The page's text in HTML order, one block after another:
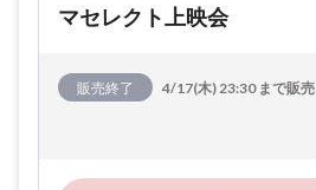
マセレクト上映会
販売終了 4/17(木) 23:30 まで販売